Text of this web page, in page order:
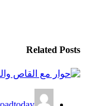
Related Posts